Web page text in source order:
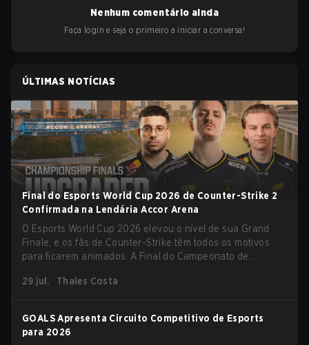
Nenhum comentário ainda
Faça login e seja o primeiro a iniciar a conversa!
ÚLTIMAS NOTÍCIAS
Final do Esports World Cup 2026 de Counter-Strike 2
Confirmada na Lendária Accor Arena
O Esports World Cup 2026 elevou o nível de sua Grand
Finale, e os fãs de Counter-Strike têm todos os motivos
para ficarem animados. A Final do Campeonato de
Accor Arena de Paris, marcando o capítulo final do maior
29 jul. Thales Costa
GOALS Apresenta Circuito Competitivo de Esports
para 2026